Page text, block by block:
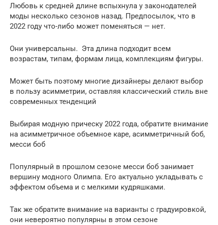
Любовь к средней длине вспыхнула у законодателей
моды несколько сезонов назад. Предпосылок, что в
2022 году что-либо может поменяться — нет.
Они универсальны. Эта длина подходит всем
возрастам, типам, формам лица, комплекциям фигуры.
Может быть поэтому многие дизайнеры делают выбор
в пользу асимметрии, оставляя классический стиль вне
современных тенденций
Выбирая модную прическу 2022 года, обратите внимание
на асимметричное объемное каре, асимметричный боб,
месси боб
Популярный в прошлом сезоне месси боб занимает
вершину модного Олимпа. Его актуально укладывать с
эффектом объема и с мелкими кудряшками.
Так же обратите внимание на варианты с градуировкой,
они невероятно популярны в этом сезоне